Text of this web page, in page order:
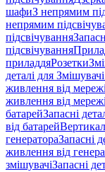
шафиЗ непрямим
непрямим
підсвічування
підсвічування
приладдяРозетки
деталі для
живлення від мережі
живлення від мережі
батарейЗапасні
від батарей
генератораЗапасні
живлення від
змішувачіЗапасні